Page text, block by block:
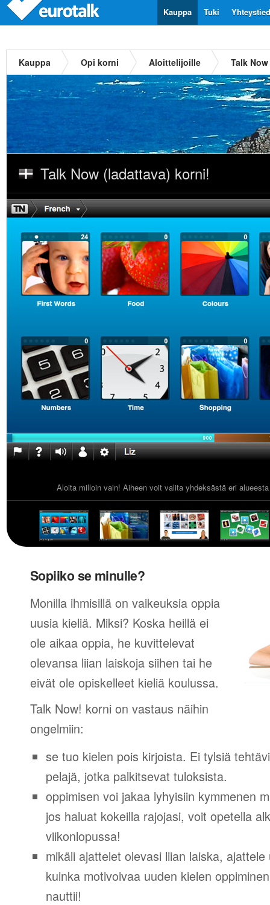
Tuki
Kauppa
Kauppa Opi korni Aloittelijoille Talk
Talk Now (ladattava) korni!
Aloita milloin vain! Aiheen voit valita yhdeksästä eri
Sopiiko se minulle?
Monilla ihmisillä on vaikeuksia oppia
uusia kieliä. Miksi? Koska heillä ei
ole aikaa oppia, he kuvittelevat
olevansa liian laiskoja siihen tai he
eivät ole opiskelleet kieliä koulussa.
Talk Now! korni on vastaus näihin
ongelmiin:
se tuo kielen pois kirjoista. Ei tylsiä
pelajä, jotka palkitsevat tuloksista.
oppimisen voi jakaa lyhyisiin kymmenen
jos haluat kokeilla rajojasi, voit opetella
viikonlopussa!
mikäli ajattelet olevasi liian laiska,
kuinka motivoivaa uuden kielen
nauttii!